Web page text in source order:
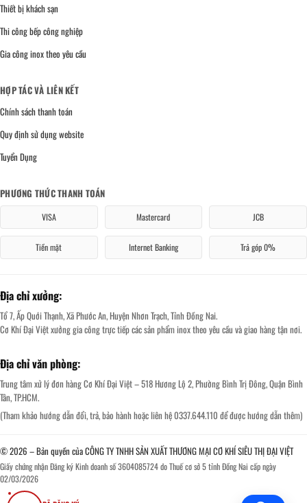
Thiết bị khách sạn
Thi công bếp công nghiệp
Gia công inox theo yêu cầu
HỢP TÁC VÀ LIÊN KẾT
Chính sách thanh toán
Quy định sử dụng website
Tuyển Dụng
PHƯƠNG THỨC THANH TOÁN
VISA Mastercard JCB
Tiền mặt Internet Banking Trả góp 0%
Địa chỉ xưởng:
Tổ 7, Ấp Quới Thạnh, Xã Phước An, Huyện Nhơn Trạch, Tỉnh Đồng Nai.
Cơ Khí Đại Việt xưởng gia công trực tiếp các sản phẩm inox theo yêu cầu và giao hàng tận nơi.
Địa chỉ văn phòng:
Trung tâm xử lý đơn hàng Cơ Khí Đại Việt – 518 Hương Lộ 2, Phường Bình Trị Đông, Quận Bình
Tân, TP.HCM.
(Tham khảo hướng dẫn đổi, trả, bảo hành hoặc liên hệ 0337.644.110 để được hướng dẫn thêm)
© 2026 – Bản quyền của CÔNG TY TNHH SẢN XUẤT THƯƠNG MẠI CƠ KHÍ SIÊU THỊ ĐẠI VIỆT
Giấy chứng nhận Đăng ký Kinh doanh số 3604085724 do Thuế cơ sở 5 tỉnh Đồng Nai cấp ngày
02/03/2026